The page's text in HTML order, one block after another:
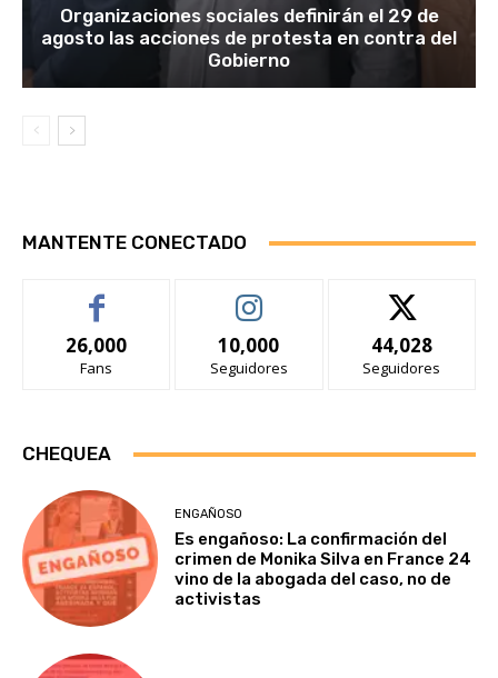
Organizaciones sociales definirán el 29 de
agosto las acciones de protesta en contra del
Gobierno
MANTENTE CONECTADO
26,000
Fans
10,000
Seguidores
44,028
Seguidores
CHEQUEA
ENGAÑOSO
Es engañoso: La confirmación del
crimen de Monika Silva en France 24
vino de la abogada del caso, no de
activistas